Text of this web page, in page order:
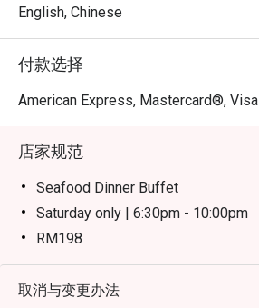
对，这里都是您的绝佳选择。
English, Chinese
付款选择
American Express, Mastercard®, Visa
店家规范
Seafood Dinner Buffet
Saturday only | 6:30pm - 10:00pm
RM198
Weekend Dinner Buffet
Sunday only | 6:30pm - 10:00pm
取消与变更办法